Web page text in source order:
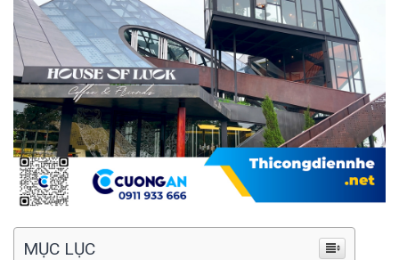
MỤC LỤC